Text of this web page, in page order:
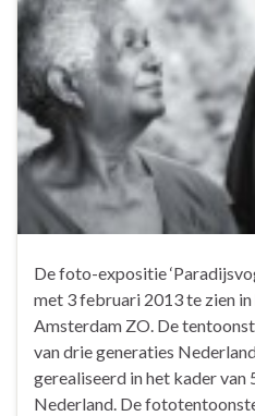
De foto-expositie
met 3 februari 2013 te zien
Amsterdam ZO. De
van drie generaties
gerealiseerd in het kader van
Nederland. De